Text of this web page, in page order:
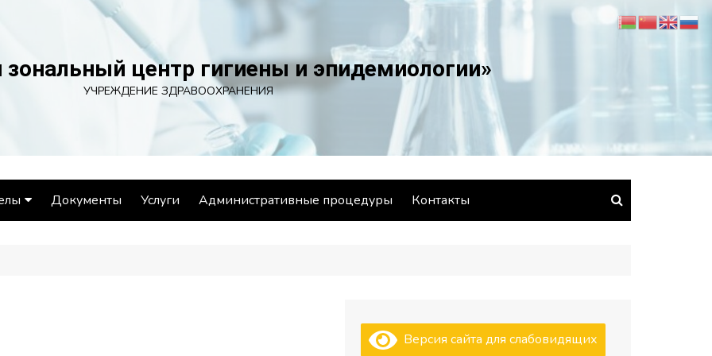
зональный центр гигиены и эпидемиологии»
УЧРЕЖДЕНИЕ ЗДРАВООХРАНЕНИЯ
Документы Услуги Административные процедуры Контакты
Версия сайта для слабовидящих